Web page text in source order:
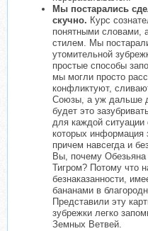
Мы постарались
скучно. Курс
понятными словами,
стилем. Мы
утомительной
простые способы
мы могли просто
конфликтуют,
Союзы, а уж дальше
будет это
для каждой ситуации
которых информация
причем навсегда и
Вы, почему Обезьяна
Тигром? Потому что
безнаказанности,
бананами в
Представили эту
зубрежки легко
Земных Ветвей.